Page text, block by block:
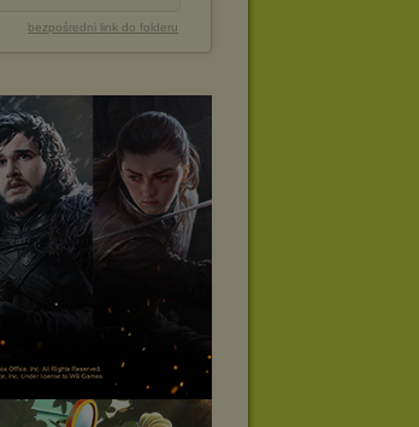
bezpośredni link do folderu